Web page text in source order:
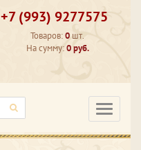
+7 (993) 9277575
Товаров:0 шт.
На сумму:0 руб.